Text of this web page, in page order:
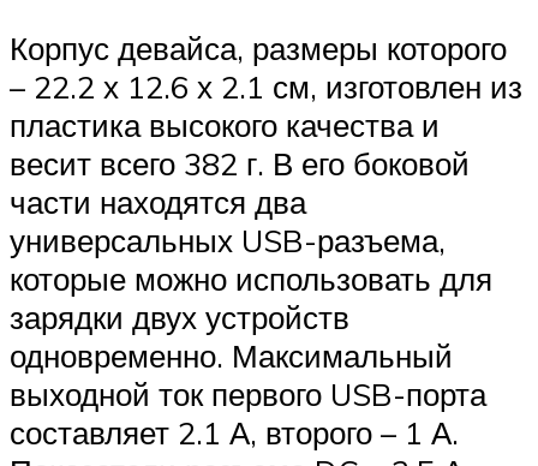
Корпус девайса, размеры которого
– 22.2 х 12.6 х 2.1 см, изготовлен из
пластика высокого качества и
весит всего 382 г. В его боковой
части находятся два
универсальных USB-разъема,
которые можно использовать для
зарядки двух устройств
одновременно. Максимальный
выходной ток первого USB-порта
составляет 2.1 А, второго – 1 А.